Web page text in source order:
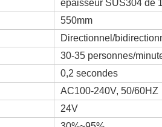
épaisseur SUS304 de
550mm
Directionnel/
30-35 personnes/
0,2 secondes
AC100-240V, 50/60HZ
24V